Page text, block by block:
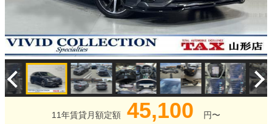
11年賃貸月額定額 45,100 円〜